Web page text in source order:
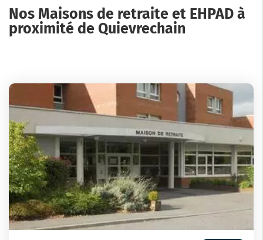
Nos Maisons de retraite et EHPAD à
proximité de Quievrechain